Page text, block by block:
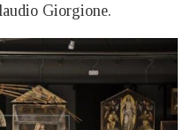
Giorgione.